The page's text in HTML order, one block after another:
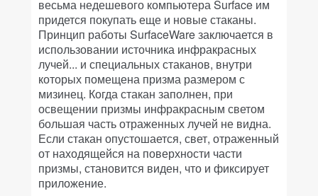
весьма недешевого компьютера Surface им
придется покупать еще и новые стаканы.
Принцип работы SurfaceWare заключается в
использовании источника инфракрасных
лучей... и специальных стаканов, внутри
которых помещена призма размером с
мизинец. Когда стакан заполнен, при
освещении призмы инфракрасным светом
большая часть отраженных лучей не видна.
Если стакан опустошается, свет, отраженный
от находящейся на поверхности части
призмы, становится виден, что и фиксирует
приложение.